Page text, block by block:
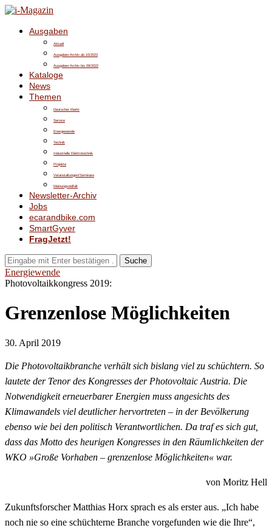
Ausgaben
Aktuell
Ausgaben-Archiv ab 10/2022
Ausgaben-Archiv bis 09/2022
Kataloge
News
Themen
Deutscher Markt
Service
Energiewende
Technik
Industrielle Elektrotechnik
Projekte
Veranstaltungen/Seminare
Meinungsvielfalt
Newsletter-Archiv
Jobs
ecarandbike.com
SmartGyver
FragJetzt!
Suche
Energiewende
Photovoltaikkongress 2019:
Grenzenlose Möglichkeiten
30. April 2019
Die Photovoltaikbranche verhält sich bislang viel zu schüchtern. So
lautete der Tenor des Kongresses der Photovoltaic Austria. Die
Notwendigkeit erneuerbarer Energien muss angesichts des
Klimawandels viel deutlicher hervortreten – in der Bevölkerung
ebenso wie bei den politisch Verantwortlichen. Da traf es sich gut,
dass das Motto des heurigen Kongresses in den Räumlichkeiten der
WKO »Große Vorhaben – grenzenlose Möglichkeiten« war.
von Moritz Hell
Zukunftsforscher Matthias Horx sprach es als erster aus. „Ich habe
noch nie so eine schüchterne Branche vorgefunden wie die Ihre“,